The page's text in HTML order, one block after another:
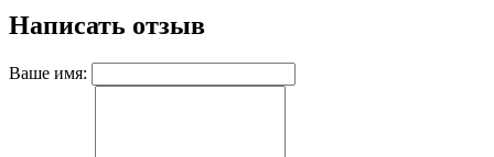
Написать отзыв
Ваше имя: